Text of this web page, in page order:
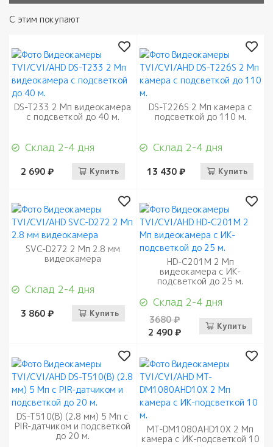
С этим покупают
DS-T233 2 Мп видеокамера
с подсветкой до 40 м.
Склад 2-4 дня
2 690 ₽ Купить
DS-T226S 2 Мп камера с
подсветкой до 110 м.
Склад 2-4 дня
13 430 ₽ Купить
SVC-D272 2 Mп 2.8 мм
видеокамера
Склад 2-4 дня
3 860 ₽ Купить
HD-C201M 2 Мп
видеокамера с ИК-
подсветкой до 25 м.
Склад 2-4 дня
3680 ₽
2 490 ₽
Купить
DS-T510(B) (2.8 мм) 5 Мп с
PIR-датчиком и подсветкой
до 20 м.
MT-DM1080AHD10X 2 Mп
камера с ИК-подсветкой 10